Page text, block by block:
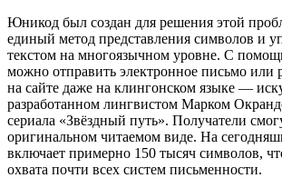
Юникод был создан для решения этой
единый метод представления символов и
текстом на многоязычном уровне. С
можно отправить электронное письмо или
на сайте даже на клингонском языке —
разработанном лингвистом Марком
сериала «Звёздный путь». Получатели
оригинальном читаемом виде. На
включает примерно 150 тысяч символов,
охвата почти всех систем письменности.